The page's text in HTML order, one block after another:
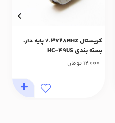
کریستال 7.3728MHZ پایه دار،
بسته بندی HC-49US
12,000 تومان